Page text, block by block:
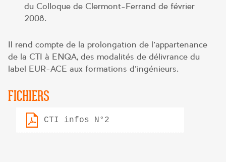
du Colloque de Clermont-Ferrand de février
2008.
Il rend compte de la prolongation de l’appartenance
de la CTI à ENQA, des modalités de délivrance du
label EUR-ACE aux formations d’ingénieurs.
FICHIERS
CTI infos N°2